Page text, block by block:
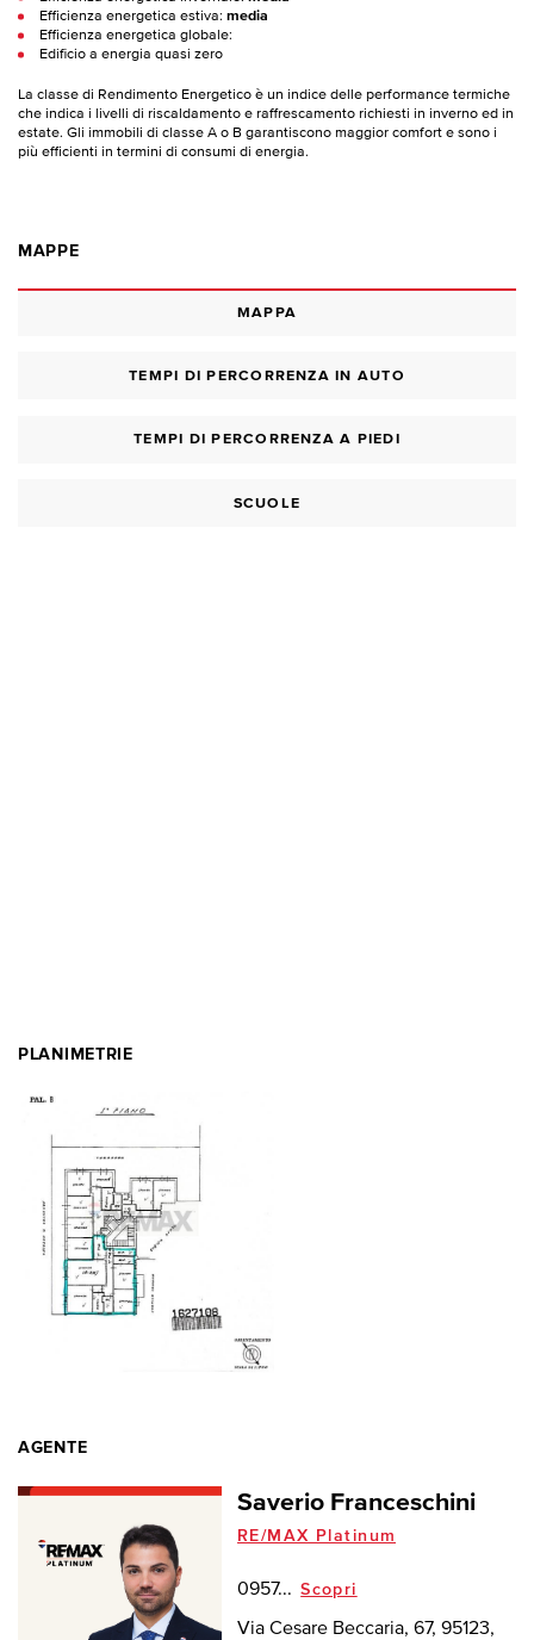
Efficienza energetica estiva: media
Efficienza energetica globale:
Edificio a energia quasi zero
La classe di Rendimento Energetico è un indice delle performance termiche
che indica i livelli di riscaldamento e raffrescamento richiesti in inverno ed in
estate. Gli immobili di classe A o B garantiscono maggior comfort e sono i
più efficienti in termini di consumi di energia.
MAPPE
MAPPA
TEMPI DI PERCORRENZA IN AUTO
TEMPI DI PERCORRENZA A PIEDI
SCUOLE
PLANIMETRIE
AGENTE
Saverio Franceschini
RE/MAX Platinum
0957... Scopri
Via Cesare Beccaria, 67, 95123,